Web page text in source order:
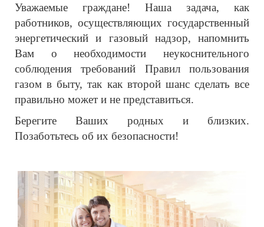
Уважаемые граждане! Наша задача, как
работников, осуществляющих государственный
энергетический и газовый надзор, напомнить
Вам о необходимости неукоснительного
соблюдения требований Правил пользования
газом в быту, так как второй шанс сделать все
правильно может и не представиться.
Берегите Ваших родных и близких.
Позаботьтесь об их безопасности!